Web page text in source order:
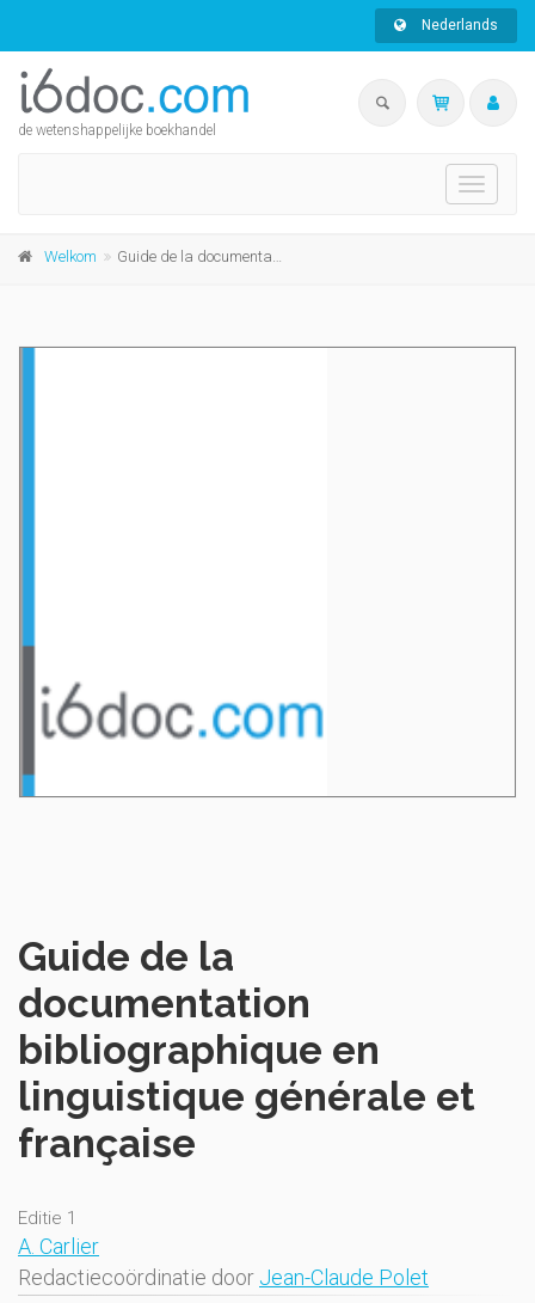
Nederlands
de wetenshappelijke boekhandel
Toggle
Welkom Guide de la documentation bibliographique en linguistique générale et française
Guide de la
documentation
bibliographique en
linguistique générale et
française
Editie 1
A. Carlier
Redactiecoördinatie door Jean-Claude Polet